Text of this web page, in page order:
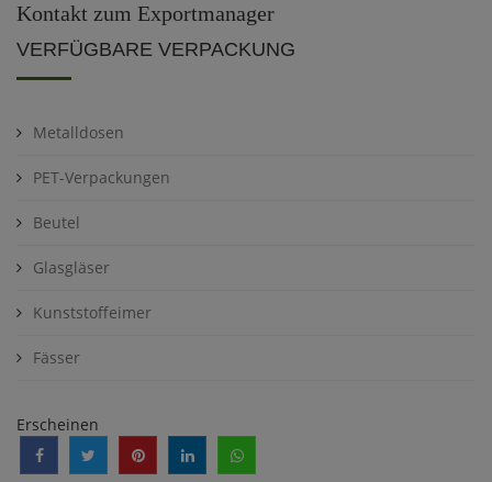
Kontakt zum Exportmanager
VERFÜGBARE VERPACKUNG
Metalldosen
PET-Verpackungen
Beutel
Glasgläser
Kunststoffeimer
Fässer
Erscheinen